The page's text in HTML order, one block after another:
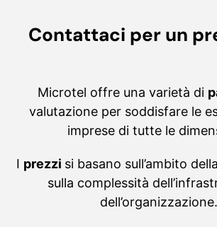
Contattaci per un
Microtel offre una varietà di
valutazione per soddisfare le
imprese di tutte le
I prezzi si basano sull’ambito
sulla complessità
dell’organizzazione.